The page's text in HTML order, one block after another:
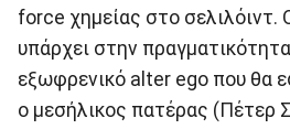
force χημείας στο σελιλόιντ.
υπάρχει στην
εξωφρενικό alter ego που θα
ο μεσήλικος πατέρας (Πέτερ